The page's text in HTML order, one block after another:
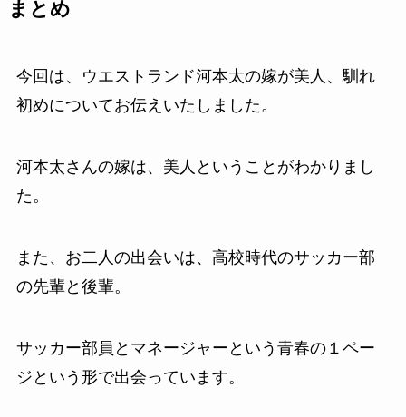
まとめ
今回は、ウエストランド河本太の嫁が美人、馴れ
初めについてお伝えいたしました。
河本太さんの嫁は、美人ということがわかりまし
た。
また、お二人の出会いは、高校時代のサッカー部
の先輩と後輩。
サッカー部員とマネージャーという青春の１ペー
ジという形で出会っています。